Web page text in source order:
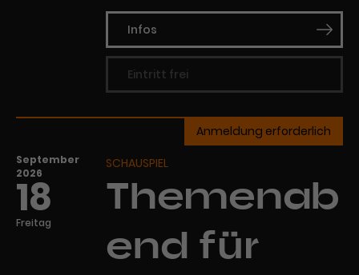
Infos
Eintritt frei
September
2026
18
Freitag
Anmeldung erforderlich
SCHAUSPIEL
Themenab
end für